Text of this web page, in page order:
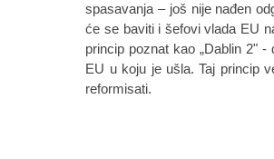
spasavanja – još nije nađen
će se baviti i šefovi vlada EU
princip poznat kao „Dablin 2"
EU u koju je ušla. Taj princip
reformisati.